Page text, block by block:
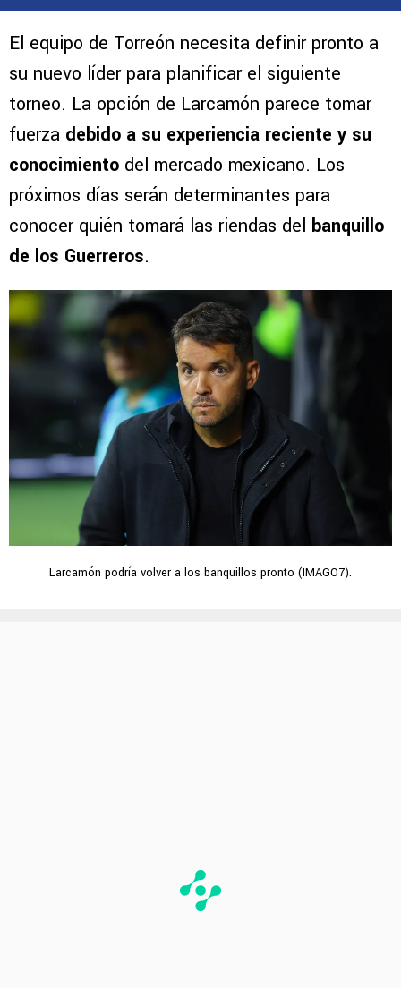
El equipo de Torreón necesita definir pronto a
su nuevo líder para planificar el siguiente
torneo. La opción de Larcamón parece tomar
fuerza debido a su experiencia reciente y su
conocimiento del mercado mexicano. Los
próximos días serán determinantes para
conocer quién tomará las riendas del banquillo
de los Guerreros.
Larcamón podría volver a los banquillos pronto (IMAGO7).